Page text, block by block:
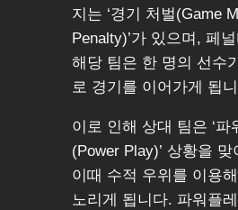
지는 ‘경기 처벌(Game
Penalty)’가 있으며, 페
해당 팀은 한 명의 선수
로 경기를 이어가게 됩
이로 인해 상대 팀은 ‘파
(Power Play)’ 상황을
이때 수적 우위를 이용
노리게 됩니다. 파워플